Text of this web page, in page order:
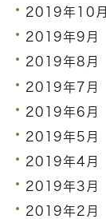
2019年10月
2019年9月
2019年8月
2019年7月
2019年6月
2019年5月
2019年4月
2019年3月
2019年2月